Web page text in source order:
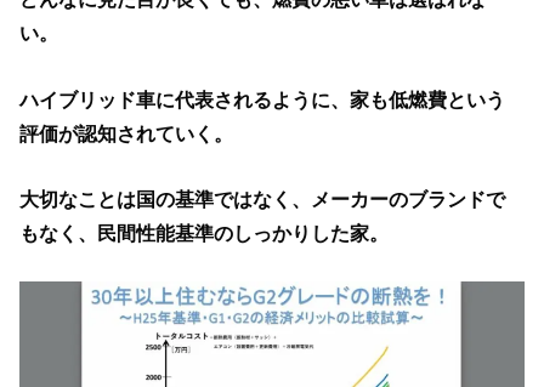
い。
ハイブリッド車に代表されるように、家も低燃費という
評価が認知されていく。
大切なことは国の基準ではなく、メーカーのブランドで
もなく、民間性能基準のしっかりした家。